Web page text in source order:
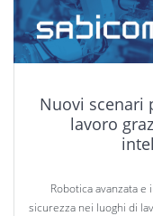
Nuovi scenari
lavoro
Robotica avanzata
sicurezza nei luoghi di